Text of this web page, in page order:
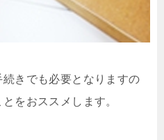
きでも必要となりますの
をおススメします。